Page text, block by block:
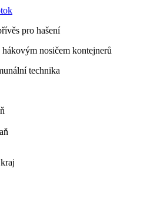
pro hašení
nosičem kontejnerů
technika